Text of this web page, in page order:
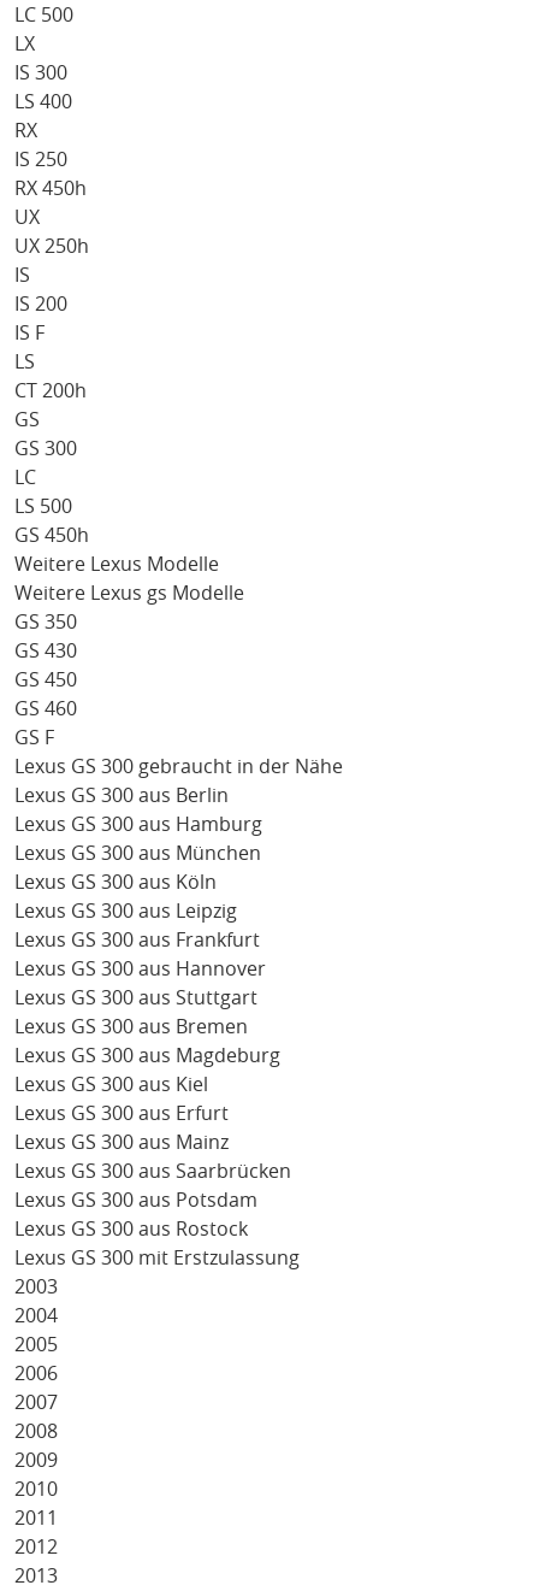
LC 500
LX
IS 300
LS 400
RX
IS 250
RX 450h
UX
UX 250h
IS
IS 200
IS F
LS
CT 200h
GS
GS 300
LC
LS 500
GS 450h
Weitere Lexus Modelle
Weitere Lexus gs Modelle
GS 350
GS 430
GS 450
GS 460
GS F
Lexus GS 300 gebraucht in der Nähe
Lexus GS 300 aus Berlin
Lexus GS 300 aus Hamburg
Lexus GS 300 aus München
Lexus GS 300 aus Köln
Lexus GS 300 aus Leipzig
Lexus GS 300 aus Frankfurt
Lexus GS 300 aus Hannover
Lexus GS 300 aus Stuttgart
Lexus GS 300 aus Bremen
Lexus GS 300 aus Magdeburg
Lexus GS 300 aus Kiel
Lexus GS 300 aus Erfurt
Lexus GS 300 aus Mainz
Lexus GS 300 aus Saarbrücken
Lexus GS 300 aus Potsdam
Lexus GS 300 aus Rostock
Lexus GS 300 mit Erstzulassung
2003
2004
2005
2006
2007
2008
2009
2010
2011
2012
2013